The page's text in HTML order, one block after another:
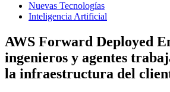
Nuevas Tecnologías
Inteligencia Artificial
AWS Forward Deployed
ingenieros y agentes
la infraestructura del